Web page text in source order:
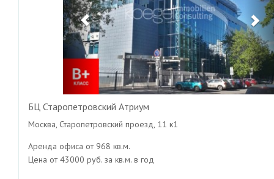
БЦ Старопетровский Атриум
Москва, Старопетровский проезд, 11 к1
Аренда офиса от 968 кв.м.
Цена от 43000 руб. за кв.м. в год